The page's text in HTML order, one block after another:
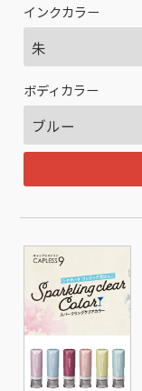
インクカラー
ボディカラー